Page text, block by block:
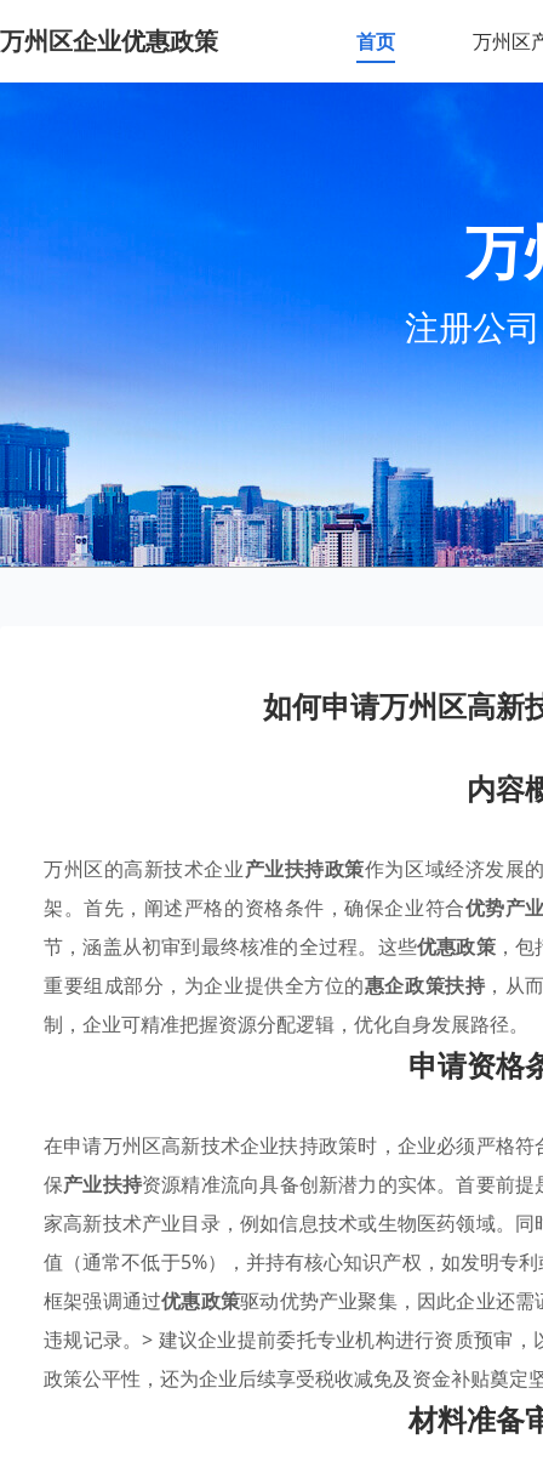
万州区企业优惠政策 首页 万州区
万
注册公
如何申请万州区高新
内容
万州区的高新技术企业产业扶持政策作为区域经济发展
架。首先，阐述严格的资格条件，确保企业符合优势产
节，涵盖从初审到最终核准的全过程。这些优惠政策，包
重要组成部分，为企业提供全方位的惠企政策扶持 ，从
制，企业可精准把握资源分配逻辑，优化自身发展路径。
申请资格
在申请万州区高新技术企业扶持政策时，企业必须严格
保产业扶持资源精准流向具备创新潜力的实体。首要前
家高新技术产业目录，例如信息技术或生物医药领域。
值（通常不低于5%），并持有核心知识产权，如发明专
框架强调通过优惠政策驱动优势产业聚集，因此企业还
违规记录。> 建议企业提前委托专业机构进行资质预审
政策公平性，还为企业后续享受税收减免及资金补贴奠定
材料准备